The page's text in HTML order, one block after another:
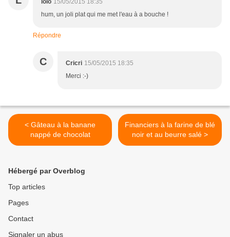
lolo 15/05/2015 18:35
hum, un joli plat qui me met l'eau à a bouche !
Répondre
C Cricri 15/05/2015 18:35
Merci :-)
< Gâteau à la banane
nappé de chocolat
Financiers à la farine de blé
noir et au beurre salé >
Hébergé par Overblog
Top articles
Pages
Contact
Signaler un abus